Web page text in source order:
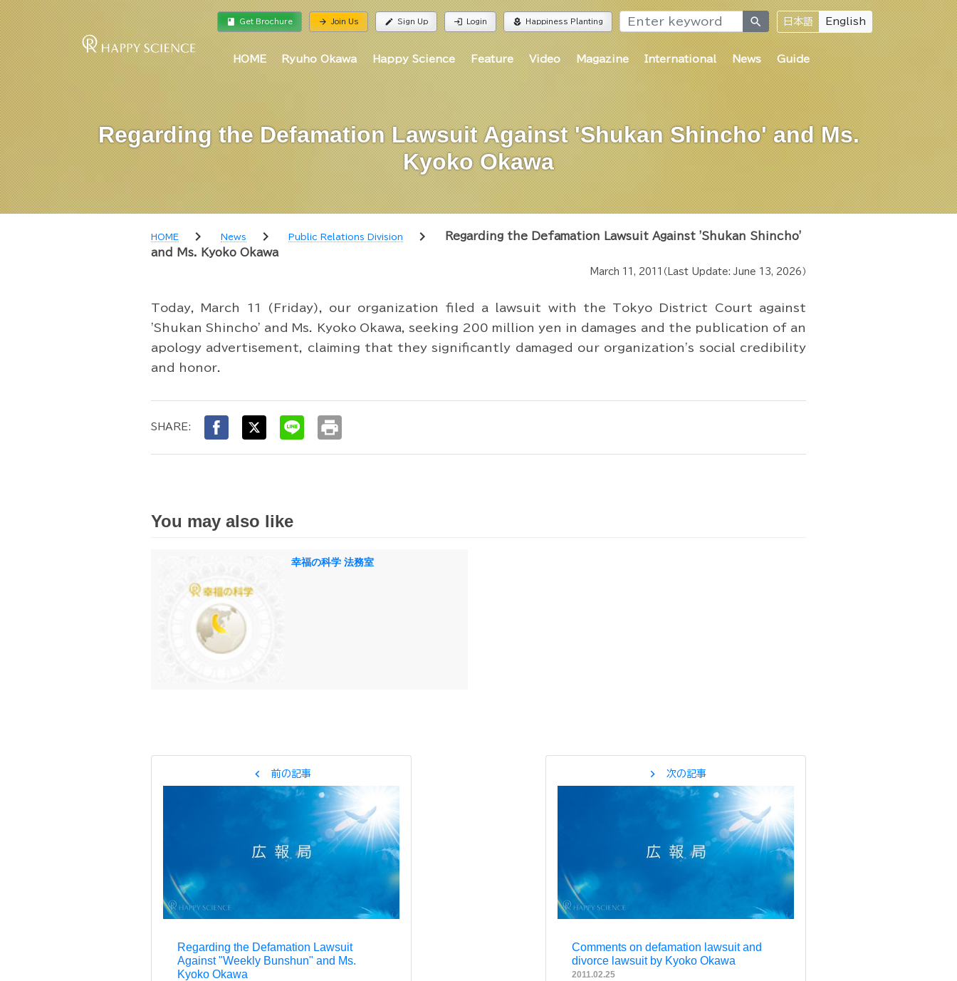
book Get Brochure arrow_forward Join Us edit Sign Up login Login local_florist Happiness Planting search 日本語 English
HOME Ryuho Okawa Happy Science Feature Video Magazine International News Guide
Regarding the Defamation Lawsuit Against 'Shukan Shincho' and Ms.
Kyoko Okawa
HOME chevron_right News chevron_right Public Relations Division chevron_right
Regarding the Defamation Lawsuit Against 'Shukan Shincho'
and Ms. Kyoko Okawa
March 11, 2011 （Last Update:June 13, 2026 ）
Today, March 11 (Friday), our organization filed a lawsuit with the Tokyo District Court against
'Shukan Shincho' and Ms. Kyoko Okawa, seeking 200 million yen in damages and the publication of an
apology advertisement, claiming that they significantly damaged our organization's social credibility
and honor.
SHARE: print
You may also like
幸福の科学 法務室
chevron_left 前の記事
Regarding the Defamation Lawsuit
Against "Weekly Bunshun" and Ms.
Kyoko Okawa
chevron_right 次の記事
Comments on defamation lawsuit and
divorce lawsuit by Kyoko Okawa
2011.02.25